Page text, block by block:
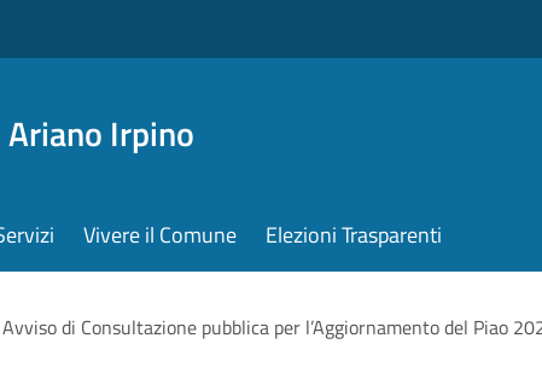
Ariano Irpino
Vivere il Comune Elezioni Trasparenti
Avviso di Consultazione pubblica per l’Aggiornamento del Piao